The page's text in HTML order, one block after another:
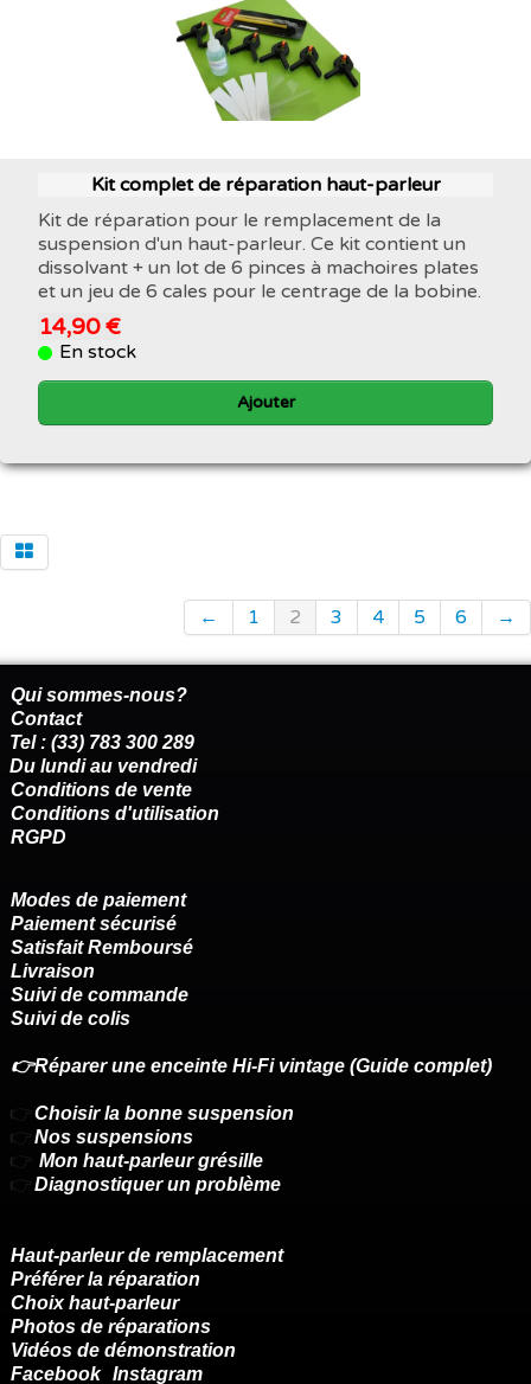
Kit complet de réparation haut-parleur
Kit de réparation pour le remplacement de la
suspension d'un haut-parleur. Ce kit contient un
dissolvant + un lot de 6 pinces à machoires plates
et un jeu de 6 cales pour le centrage de la bobine.
14,90 €
En stock
Ajouter
← 1 2 3 4 5 6 →
Qui sommes-nous?
Contact
Tel : (33) 783 300 289
Du lundi au vendredi
Conditions de vente
Conditions d'utilisation
RGPD
Modes de paiement
Paiement sécurisé
Satisfait Remboursé
Livraison
Suivi de commande
Suivi de colis
👉Réparer une enceinte Hi-Fi vintage (Guide complet)
👉 Choisir la bonne suspension
👉 Nos suspensions
👉 Mon haut-parleur grésille
👉 Diagnostiquer un problème
Haut-parleur de remplacement
Préférer la réparation
Choix haut-parleur
Photos de réparations
Vidéos de démonstration
Facebook Instagram